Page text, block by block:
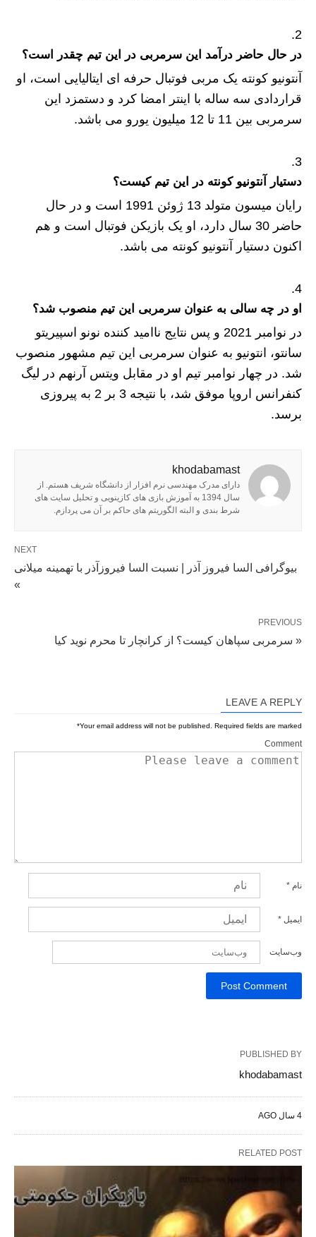
در حال حاضر درآمد این سرمربی در این تیم چقدر است؟
آنتونیو کونته یک مربی فوتبال حرفه ای ایتالیایی است، او
قراردادی سه ساله با اینتر امضا کرد و دستمزد این
سرمربی بین 11 تا 12 میلیون یورو می باشد.
دستیار آنتونیو کونته در این تیم کیست؟
رایان میسون متولد 13 ژوئن 1991 است و در حال
حاضر 30 سال دارد، او یک بازیکن فوتبال است و هم
اکنون دستیار آنتونیو کونته می باشد.
او در چه سالی به عنوان سرمربی این تیم منصوب شد؟
در نوامبر 2021 و پس نتایج ناامید کننده نونو اسپیریتو
سانتو، انتونیو به عنوان سرمربی این تیم مشهور منصوب
شد. در چهار نوامبر تیم او در مقابل ویتس آرنهم در لیگ
کنفرانس اروپا موفق شد، با نتیجه 3 بر 2 به پیروزی
برسد.
khodabamast
دارای مدرک مهندسی نرم افزار از دانشگاه شریف هستم. از
سال 1394 به آموزش بازی های کازینویی و تحلیل سایت های
شرط بندی و البته الگوریتم های حاکم بر آن می پردازم.
NEXT
بیوگرافی السا فیروز آذر | نسبت السا فیروزآذر با تهمینه میلانی
»
PREVIOUS
« سرمربی سپاهان کیست؟ از کرانچار تا محرم نوید کیا
LEAVE A REPLY
Your email address will not be published. Required fields are marked
*
Comment
نام *
ایمیل *
وب‌سایت
PUBLISHED BY
khodabamast
4 سال AGO
RELATED POST